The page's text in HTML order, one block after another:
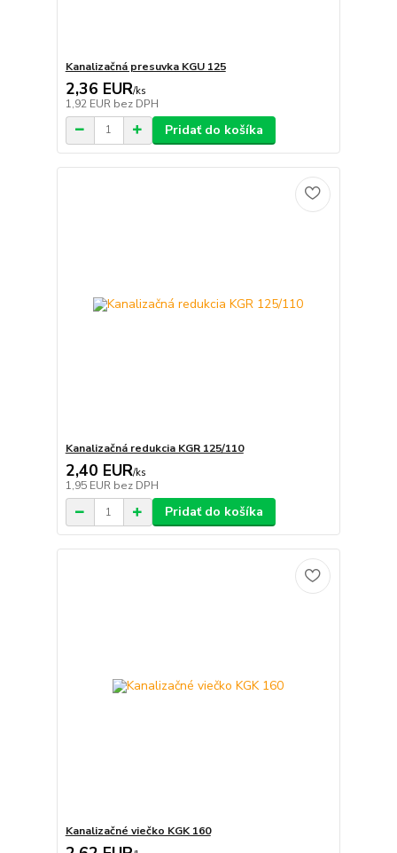
Kanalizačná presuvka KGU 125
2,36 EUR/ks
1,92 EUR bez DPH
Pridať do košíka
Kanalizačná redukcia KGR 125/110
2,40 EUR/ks
1,95 EUR bez DPH
Pridať do košíka
Kanalizačné viečko KGK 160